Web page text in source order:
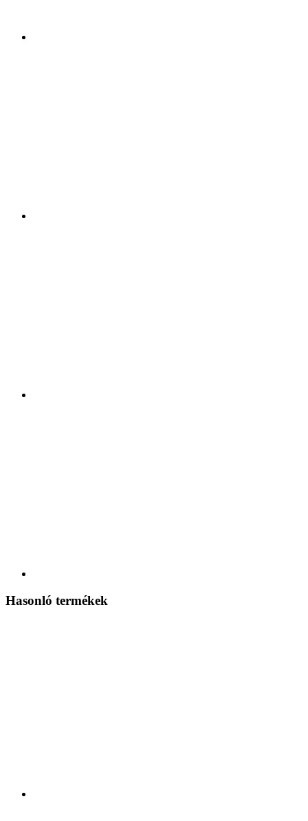
Hasonló termékek